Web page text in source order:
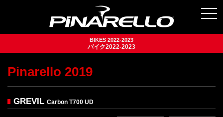
BIKES 2022-2023
バイク2022-2023
Pinarello 2019
GREVIL Carbon T700 UD